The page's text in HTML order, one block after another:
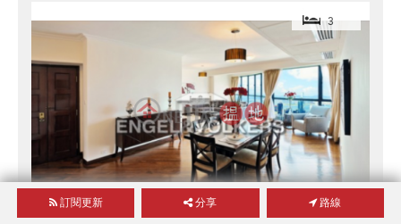
3
訂閱更新 分享 路線